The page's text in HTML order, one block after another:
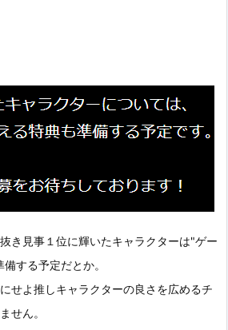
き見事１位に輝いたキャラクターは"ゲー
する予定だとか。
せよ推しキャラクターの良さを広めるチ
せん。